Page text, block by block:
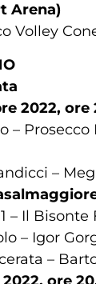
Arena)
Volley
2022,
–
–
– Il Bisonte
– Igor
–